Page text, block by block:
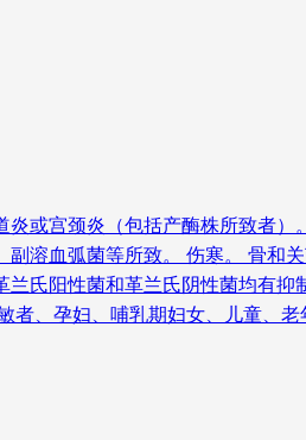
或宫颈炎（包括产酶株所致者
溶血弧菌等所致。 伤寒。 骨和
氏阳性菌和革兰氏阴性菌均有
、孕妇、哺乳期妇女、儿童、